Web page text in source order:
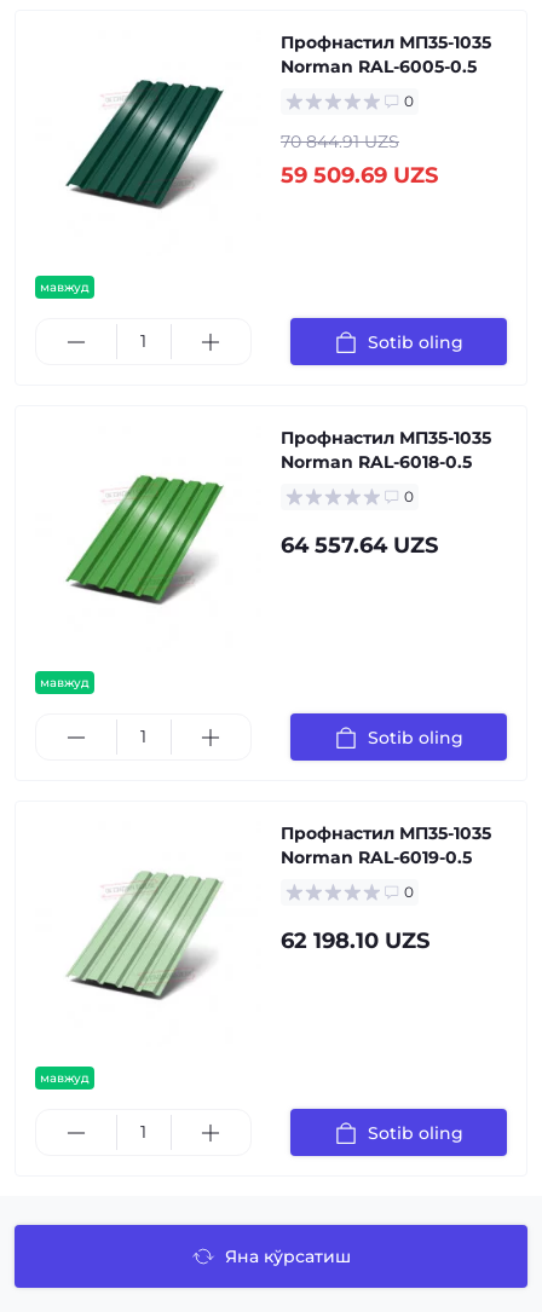
мавжуд
Профнастил МП35-1035
Norman RAL-6005-0.5
0
70 844.91 UZS
59 509.69 UZS
Sotib oling
мавжуд
Профнастил МП35-1035
Norman RAL-6018-0.5
0
64 557.64 UZS
Sotib oling
мавжуд
Профнастил МП35-1035
Norman RAL-6019-0.5
0
62 198.10 UZS
Sotib oling
Яна кўрсатиш